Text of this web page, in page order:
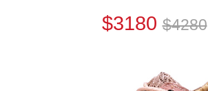
$3180$4280